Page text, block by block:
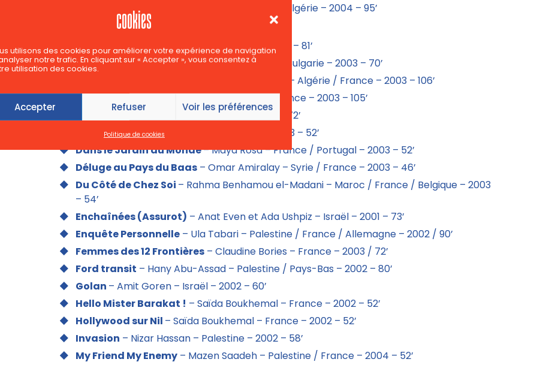
cookies
utilisons des cookies pour améliorer votre expérience de navigation
notre trafic. En cliquant sur « Accepter », vous consentez à
utilisation des cookies.
Accepter Refuser Voir les préférences
Politique de cookies
Le Thé d’Ania
– Saïd Ould Khelifa – France / Algérie – 2004 – 95’
DOCUMENTAIRES
1001 Jours– Frédéric Laffont – France – 2003 – 81’
A Qui Est Cette Chanson ?– Adela Peeva – Bulgarie – 2003 – 70’
– Jean-pierre Lledo – Algérie / France – 2003 – 106’
Aliénations– Malek Bensmaïl – Algérie / France – 2003 – 105’
– Anne Closset – Belgique – 2004 – 72’
Casting– Goran Radovanovic – Serbie – 2003 – 52’
Dans le Jardin du Monde– Maya Rosa – France / Portugal – 2003 – 52’
Déluge au Pays du Baas – Omar Amiralay – Syrie / France – 2003 – 46’
Du Côté de Chez Soi – Rahma Benhamou el-Madani – Maroc / France / Belgique – 2003
– 54’
Enchaînées (Assurot) – Anat Even et Ada Ushpiz – Israël – 2001 – 73’
Enquête Personnelle – Ula Tabari – Palestine / France / Allemagne – 2002 / 90’
Femmes des 12 Frontières – Claudine Bories – France – 2003 / 72’
Ford transit – Hany Abu-Assad – Palestine / Pays-Bas – 2002 – 80’
Golan – Amit Goren – Israël – 2002 – 60’
Hello Mister Barakat ! – Saïda Boukhemal – France – 2002 – 52’
Hollywood sur Nil – Saïda Boukhemal – France – 2002 – 52’
Invasion – Nizar Hassan – Palestine – 2002 – 58’
My Friend My Enemy – Mazen Saadeh – Palestine / France – 2004 – 52’